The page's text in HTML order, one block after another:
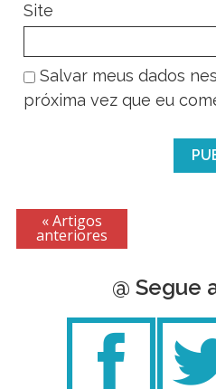
Site
Salvar meus dados
próxima vez que eu
« Artigos
anteriores
@ Segue